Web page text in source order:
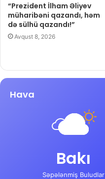
“Prezident İlham Əliyev
müharibəni qazandı, həm
də sülhü qazandı!”
Avqust 8, 2026
Hava
Bakı
Səpələnmiş Buludlar